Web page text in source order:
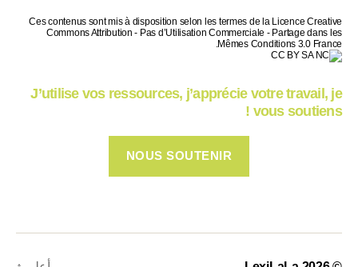
Ces contenus sont mis à disposition selon les termes de la Licence Creative
Commons Attribution - Pas d’Utilisation Commerciale - Partage dans les
Mêmes Conditions 3.0 France.
J’utilise vos ressources, j’apprécie votre travail, je
vous soutiens !
NOUS SOUTENIR